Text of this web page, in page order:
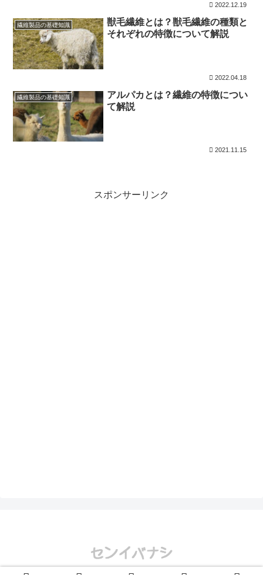
2022.12.19
繊維製品の基礎知識
獣毛繊維とは？獣毛繊維の種類と
それぞれの特徴について解説
2022.04.18
繊維製品の基礎知識
アルパカとは？繊維の特徴につい
て解説
2021.11.15
スポンサーリンク